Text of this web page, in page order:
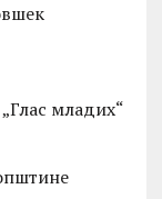
младих“